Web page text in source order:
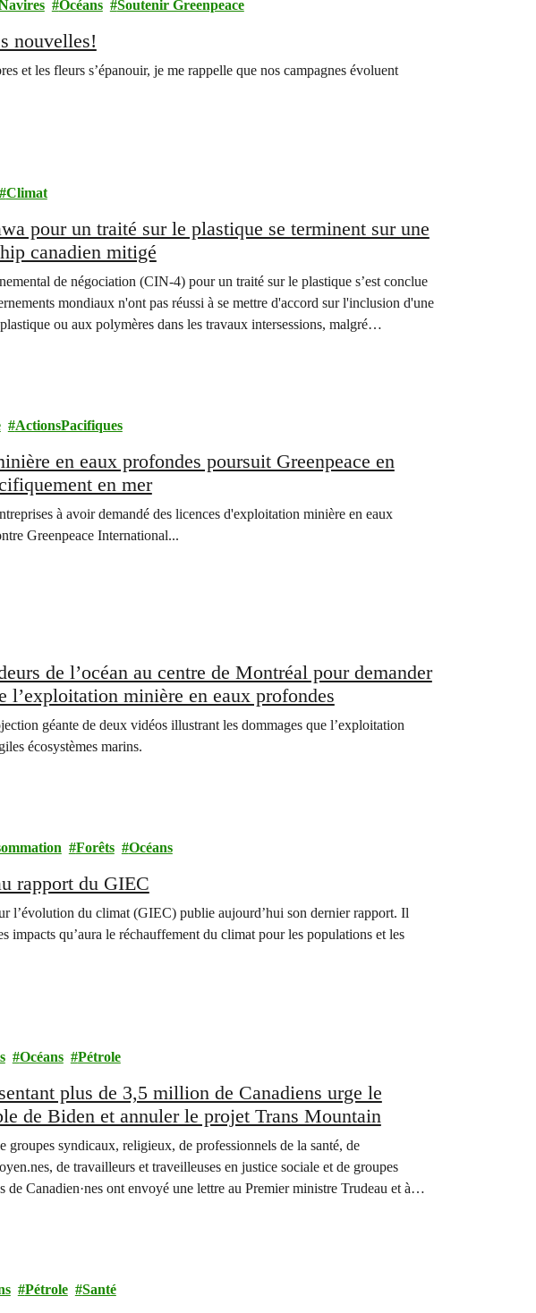
Océans Soutenir Greenpeace
nouvelles!
et les fleurs s’épanouir, je me rappelle que nos campagnes évoluent
Climat
pour un traité sur le plastique se terminent sur une
canadien mitigé
de négociation (CIN-4) pour un traité sur le plastique s’est conclue
mondiaux n'ont pas réussi à se mettre d'accord sur l'inclusion d'une
ou aux polymères dans les travaux intersessions, malgré…
ActionsPacifiques
en eaux profondes poursuit Greenpeace en
en mer
à avoir demandé des licences d'exploitation minière en eaux
Greenpeace International...
de l’océan au centre de Montréal pour demander
l’exploitation minière en eaux profondes
géante de deux vidéos illustrant les dommages que l’exploitation
écosystèmes marins.
Forêts Océans
rapport du GIEC
l’évolution du climat (GIEC) publie aujourd’hui son dernier rapport. Il
impacts qu’aura le réchauffement du climat pour les populations et les
Océans Pétrole
plus de 3,5 million de Canadiens urge le
de Biden et annuler le projet Trans Mountain
syndicaux, religieux, de professionnels de la santé, de
de travailleurs et traveilleuses en justice sociale et de groupes
Canadien·nes ont envoyé une lettre au Premier ministre Trudeau et à
Pétrole Santé